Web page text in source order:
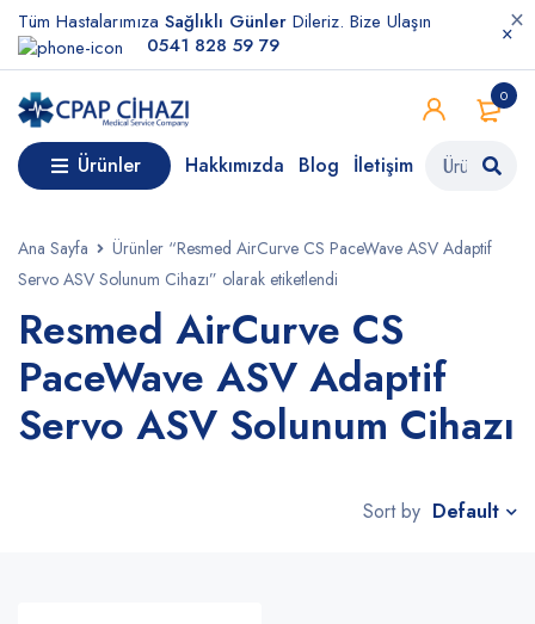
Tüm Hastalarımıza Sağlıklı Günler Dileriz. Bize Ulaşın
0541 828 59 79
0
Ürünler Hakkımızda Blog İletişim
Ana Sayfa
Ürünler “Resmed AirCurve CS PaceWave ASV Adaptif
Servo ASV Solunum Cihazı” olarak etiketlendi
Resmed AirCurve CS
PaceWave ASV Adaptif
Servo ASV Solunum Cihazı
Sort by Default